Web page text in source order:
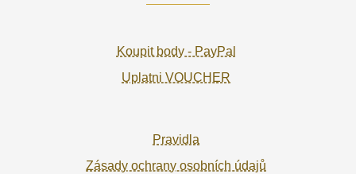
Koupit body - PayPal
Uplatni VOUCHER
Pravidla
Zásady ochrany osobních údajů